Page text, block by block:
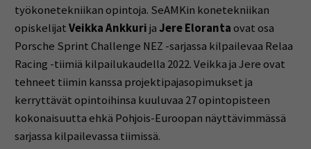
työkonetekniikan opintoja. SeAMKin konetekniikan
opiskelijatVeikka Ankkurija Jere Elorantaovat osa
Porsche Sprint Challenge NEZ -sarjassa kilpailevaa Relaa
Racing -tiimiä kilpailukaudella 2022. Veikka ja Jere ovat
tehneet tiimin kanssa projektipajasopimukset ja
kerryttävät opintoihinsa kuuluvaa 27 opintopisteen
kokonaisuutta ehkä Pohjois-Euroopan näyttävimmässä
sarjassa kilpailevassa tiimissä.